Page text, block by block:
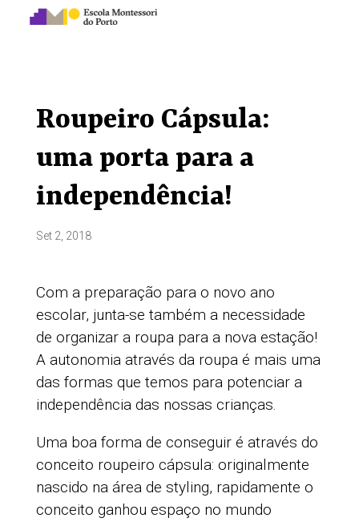
Roupeiro Cápsula:
uma porta para a
independência!
Set 2, 2018
Com a preparação para o novo ano
escolar, junta-se também a necessidade
de organizar a roupa para a nova estação!
A autonomia através da roupa é mais uma
das formas que temos para potenciar a
independência das nossas crianças.
Uma boa forma de conseguir é através do
conceito roupeiro cápsula: originalmente
nascido na área de styling, rapidamente o
conceito ganhou espaço no mundo